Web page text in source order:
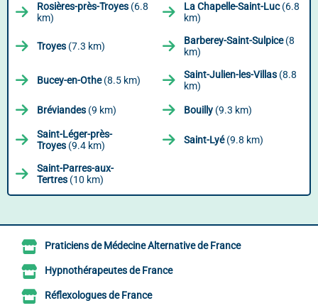
Rosières-près-Troyes (6.8
km)
La Chapelle-Saint-Luc(6.8
km)
Troyes (7.3 km) Barberey-Saint-Sulpice(8
km)
Bucey-en-Othe(8.5 km) Saint-Julien-les-Villas (8.8
km)
Bréviandes (9 km) Bouilly (9.3 km)
Saint-Léger-près-
Troyes (9.4 km) Saint-Lyé(9.8 km)
Saint-Parres-aux-
Tertres (10 km)
Praticiens de Médecine Alternative de France
Hypnothérapeutes de France
Réflexologues de France